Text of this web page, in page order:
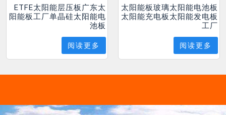
ETFE太阳能层压板广东太
阳能板工厂单晶硅太阳能电
池板
阅读更多
太阳能板玻璃太阳能电池板
太阳能充电板太阳能发电板
工厂
阅读更多